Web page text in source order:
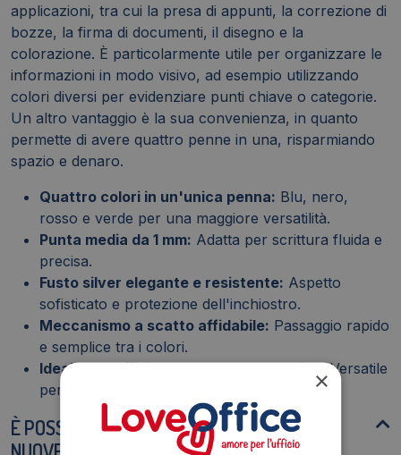
applicazioni, tra cui la presa di appunti, la correzione di
bozze, la firma di documenti, il disegno e la
colorazione. È particolarmente utile per organizzare le
informazioni in modo visivo, ad esempio utilizzando
colori diversi per evidenziare punti chiave o categorie.
Un altro vantaggio è la sua convenienza, in quanto
permette di avere quattro penne in una, risparmiando
spazio e denaro.
Quattro colori in un'unica penna: Blu, nero,
rosso e verde per una maggiore versatilità.
Punta media da 1 mm: Adatta per scrittura fluida e
precisa.
Fusto silver elegante e resistente: Aspetto
sofisticato e protezione dell'inchiostro.
Meccanismo a scatto affidabile: Passaggio rapido
e semplice tra i colori.
Ideale per ufficio, scuola e uso creativo:Versatile
per diverse applicazioni.
È POSSIBILE RICARICARE L'ARTICOLO CON
×